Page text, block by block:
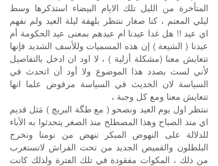
المتأخرة من الليل تلك الايام البيضاء استذكرها وسط
ليلي المعتم ، كنا صغار ننتظر بلهفة ليلة العيد ولم نفهم
اي عيد !! هل غدا عيدنا ام عيدهم بمعنى عيد الحكومة أم
عيدنا ( الشيعة ) إن هذه المسميات وللأسف الشديد فإنها
تتعايش معنا (مشكلة أزلية ) ، لا اود ان ادخل بالتفاصيل
لأني لست بصدد هذا الموضوع ولا أود أن اتحدث في
السياسة لان الحديث في السياسة مرفوض علما انها
تتعايش معنا ومع كل وجبة ،
ننتظر اول يوم العيد ونصحو ( مع طگة البريچ ) مَثل قديم
اي منذ الصباح وهذا المصطلح منذ الصغر يتحدثوا به الآباء
للدلالة على النهوض المبكر ننهض من نومنا ونخرج
البلطلون والقميص الجديد من تحت الفراش لاتستغرب
من ذلك ، المكوات مفقودة في تلك الفترة ولذلك كانت